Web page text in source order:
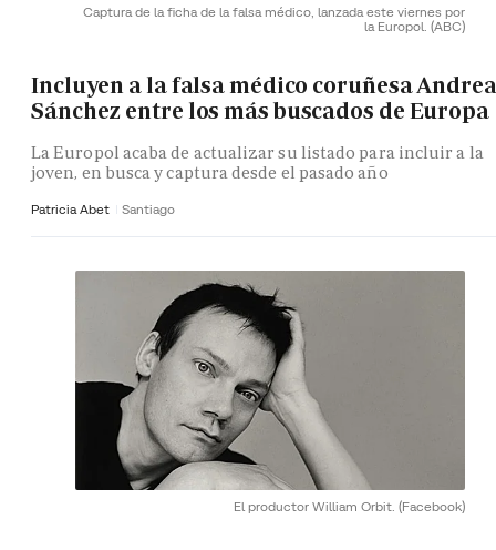
Captura de la ficha de la falsa médico, lanzada este viernes por
la Europol. (ABC)
Incluyen a la falsa médico coruñesa Andrea
Sánchez entre los más buscados de Europa
La Europol acaba de actualizar su listado para incluir a la
joven, en busca y captura desde el pasado año
Patricia Abet Santiago
El productor William Orbit. (Facebook)